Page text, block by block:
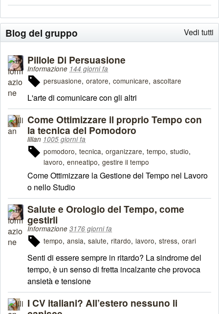
Vedi tutti
Blog del gruppo
Pillole Di Persuasione
Informazione 144 giorni fa
persuasione oratore comunicare ascoltare
L'arte di comunicare con gli altri
Come Ottimizzare il proprio Tempo con
la tecnica del Pomodoro
lilian 1005 giorni fa
pomodoro tecnica organizzare tempo studio
lavoro enneatipo gestire il tempo
Come Ottimizzare la Gestione del Tempo nel Lavoro
o nello Studio
Salute e Orologio del Tempo, come
gestirli
Informazione 3176 giorni fa
tempo ansia salute ritardo lavoro stress orari
Senti di essere sempre in ritardo? La sindrome del
tempo, è un senso di fretta incalzante che provoca
ansietà e tensione
I CV italiani? All’estero nessuno li